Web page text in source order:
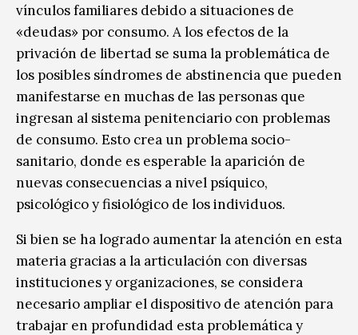
vínculos familiares debido a situaciones de
«deudas» por consumo. A los efectos de la
privación de libertad se suma la problemática de
los posibles síndromes de abstinencia que pueden
manifestarse en muchas de las personas que
ingresan al sistema penitenciario con problemas
de consumo. Esto crea un problema socio-
sanitario, donde es esperable la aparición de
nuevas consecuencias a nivel psíquico,
psicológico y fisiológico de los individuos.
Si bien se ha logrado aumentar la atención en esta
materia gracias a la articulación con diversas
instituciones y organizaciones, se considera
necesario ampliar el dispositivo de atención para
trabajar en profundidad esta problemática y